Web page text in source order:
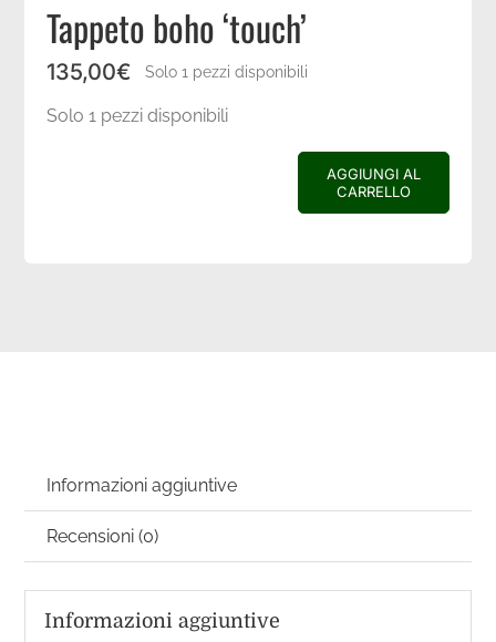
Coordinati casa
Tappeto boho ‘touch’
135,00€ Solo 1 pezzi disponibili
Solo 1 pezzi disponibili
AGGIUNGI AL
CARRELLO
Informazioni aggiuntive
Recensioni (0)
Informazioni aggiuntive